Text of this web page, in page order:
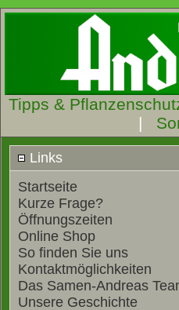
Tipps &
|
Links
Startseite
Kurze Frage?
Öffnungszeiten
Online Shop
So finden Sie uns
Kontaktmöglichkeiten
Das Samen-Andreas
Unsere Geschichte